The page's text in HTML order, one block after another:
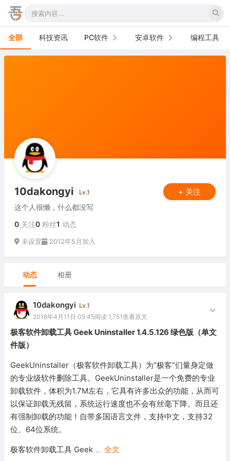
全部 科技资讯 PC软件
游戏娱乐
系统工具
安卓软件 编程工具
10dakongyi Lv.1
这个人很懒，什么都没写
0 关注0 粉丝1 动态
未设置 2012年5月加入
+ 关注
动态 相册
10dakongyi Lv.1
2018年4月11日 05:45阅读 1,751查看原文
极客软件卸载工具 Geek Uninstaller 1.4.5.126 绿色版（单文
件版）
GeekUninstaller（极客软件卸载工具）为“极客”们量身定做
的专业级软件删除工具。GeekUninstaller是一个免费的专业
卸载软件，体积为1.7M左右，它具有许多出众的功能，从而可
以保证卸载无残留，系统运行速度也不会有丝毫下降。而且还
有强制卸载的功能！自带多国语言文件，支持中文，支持32
位、64位系统。
极客软件卸载工具 Geek ... 全文